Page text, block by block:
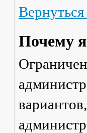
Почему я